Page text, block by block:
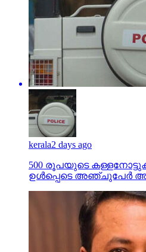
kerala2 days ago
500 രൂപയുടെ
ഉള്‍പ്പെടെ അഞ്ചുപേര്‍